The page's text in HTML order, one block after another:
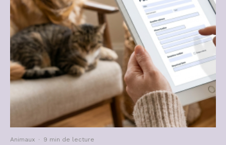
Animaux · 9 min de lecture